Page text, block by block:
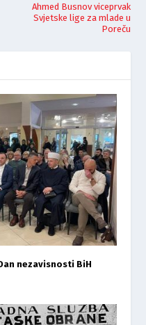
Ahmed Busnov viceprvak
Svjetske lige za mlade u
Poreču
Dan nezavisnosti BiH